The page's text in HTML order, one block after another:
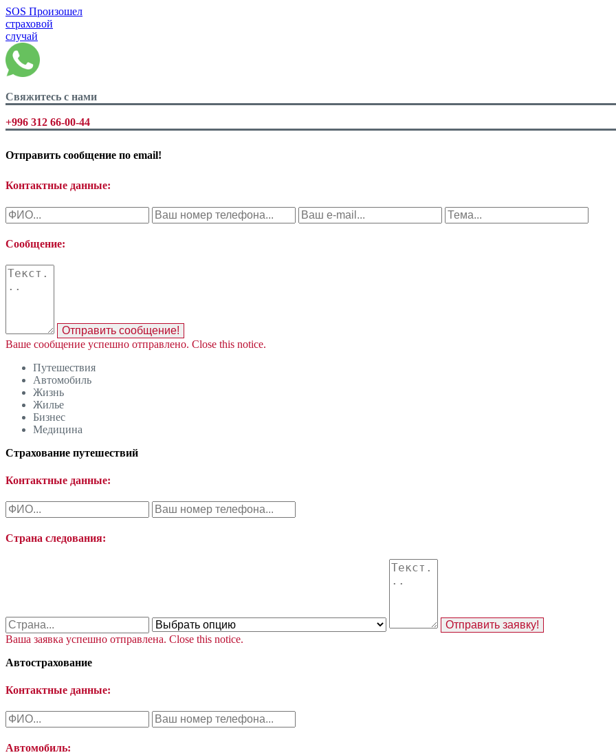
SOS Произошел
страховой
случай
Свяжитесь с нами
+996 312 66-00-44
Отправить сообщение по email!
Контактные данные:
Сообщение:
Отправить сообщение!
Ваше сообщение успешно отправлено. Close this notice.
Путешествия
Автомобиль
Жизнь
Жилье
Бизнес
Медицина
Страхование путешествий
Контактные данные:
Страна следования:
Отправить заявку!
Ваша заявка успешно отправлена. Close this notice.
Автострахование
Контактные данные:
Автомобиль: